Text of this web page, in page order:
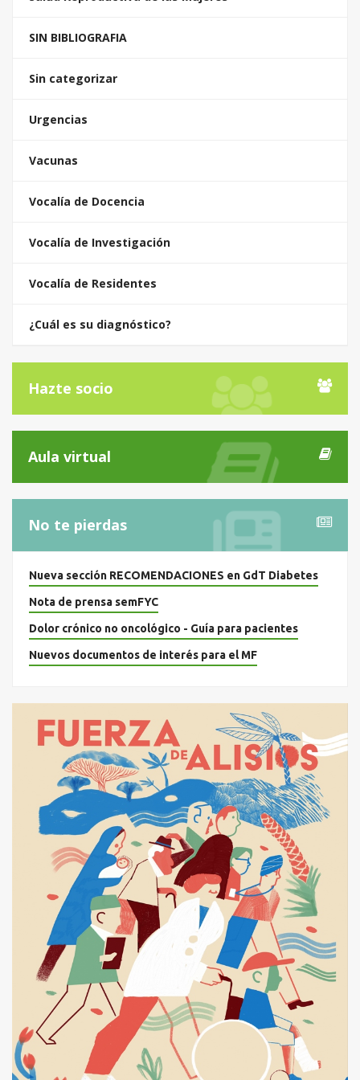
SIN BIBLIOGRAFIA
Sin categorizar
Urgencias
Vacunas
Vocalía de Docencia
Vocalía de Investigación
Vocalía de Residentes
¿Cuál es su diagnóstico?
Hazte socio
Aula virtual
No te pierdas
Nueva sección RECOMENDACIONES en GdT Diabetes
Nota de prensa semFYC
Dolor crónico no oncológico - Guía para pacientes
Nuevos documentos de interés para el MF